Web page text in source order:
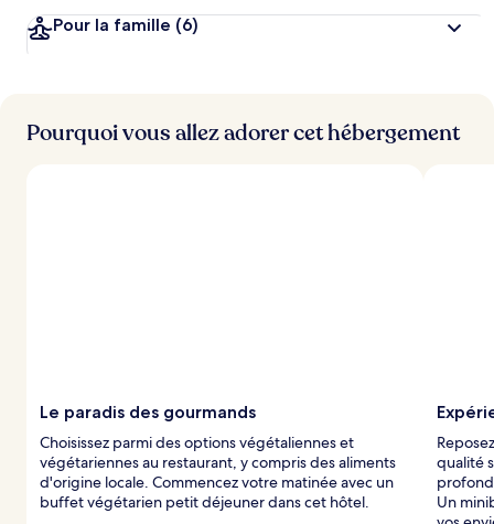
Pour la famille (6)
Pourquoi vous allez adorer cet hébergement
Le paradis des gourmands
Choisissez parmi des options végétaliennes et
végétariennes au restaurant, y compris des aliments
d'origine locale. Commencez votre matinée avec un
buffet végétarien petit déjeuner dans cet hôtel.
qualité
Un